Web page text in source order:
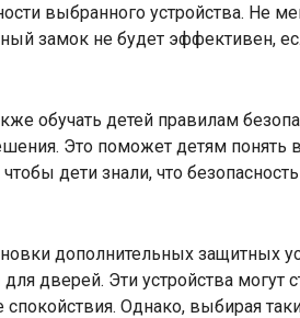
выбранного устройства. Не
замок не будет эффективен,
обучать детей правилам
Это поможет детям понять
дети знали, что
дополнительных защитных
дверей. Эти устройства могут
Однако, выбирая